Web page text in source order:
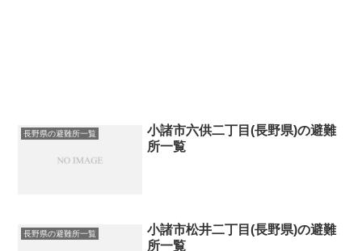
長野県の避難所一覧
小諸市六供二丁目(長野県)の避難
所一覧
長野県の避難所一覧
小諸市松井二丁目(長野県)の避難
所一覧